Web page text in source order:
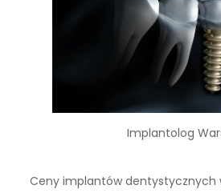
Implantolog
Ceny implantów dentystycznych